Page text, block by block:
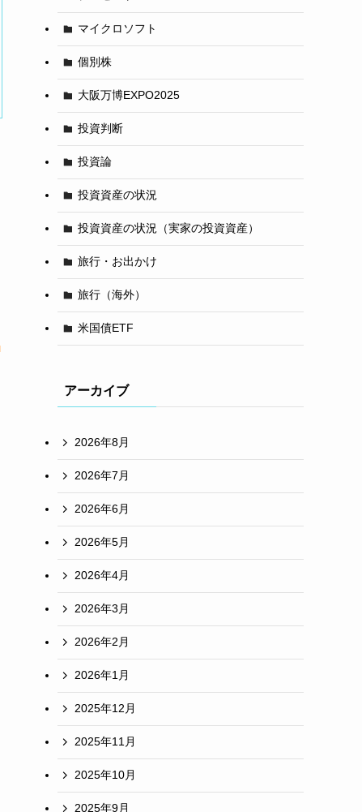
マイクロソフト
個別株
大阪万博EXPO2025
投資判断
投資論
投資資産の状況
投資資産の状況（実家の投資資産）
旅行・お出かけ
旅行（海外）
米国債ETF
アーカイブ
2026年8月
2026年7月
2026年6月
2026年5月
2026年4月
2026年3月
2026年2月
2026年1月
2025年12月
2025年11月
2025年10月
2025年9月